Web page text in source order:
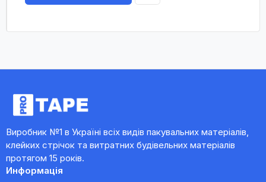
Виробник №1 в Україні всіх видів пакувальних матеріалів,
клейких стрічок та витратних будівельних матеріалів
протягом 15 років.
Информація